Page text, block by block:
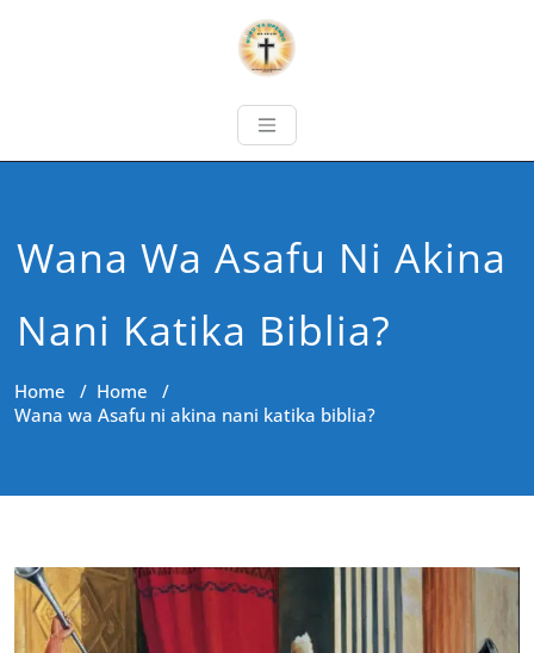
Wana Wa Asafu Ni Akina
Nani Katika Biblia?
Home / Home /
Wana wa Asafu ni akina nani katika biblia?